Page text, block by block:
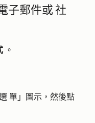
子郵件或 社
。
單」圖示 ，然後點